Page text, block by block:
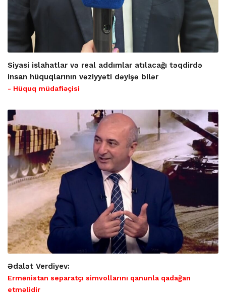
Siyasi islahatlar və real addımlar atılacağı təqdirdə
insan hüquqlarının vəziyyəti dəyişə bilər
- Hüquq müdafiəçisi
Ədalət Verdiyev:
Ermənistan separatçı simvollarını qanunla qadağan
etməlidir